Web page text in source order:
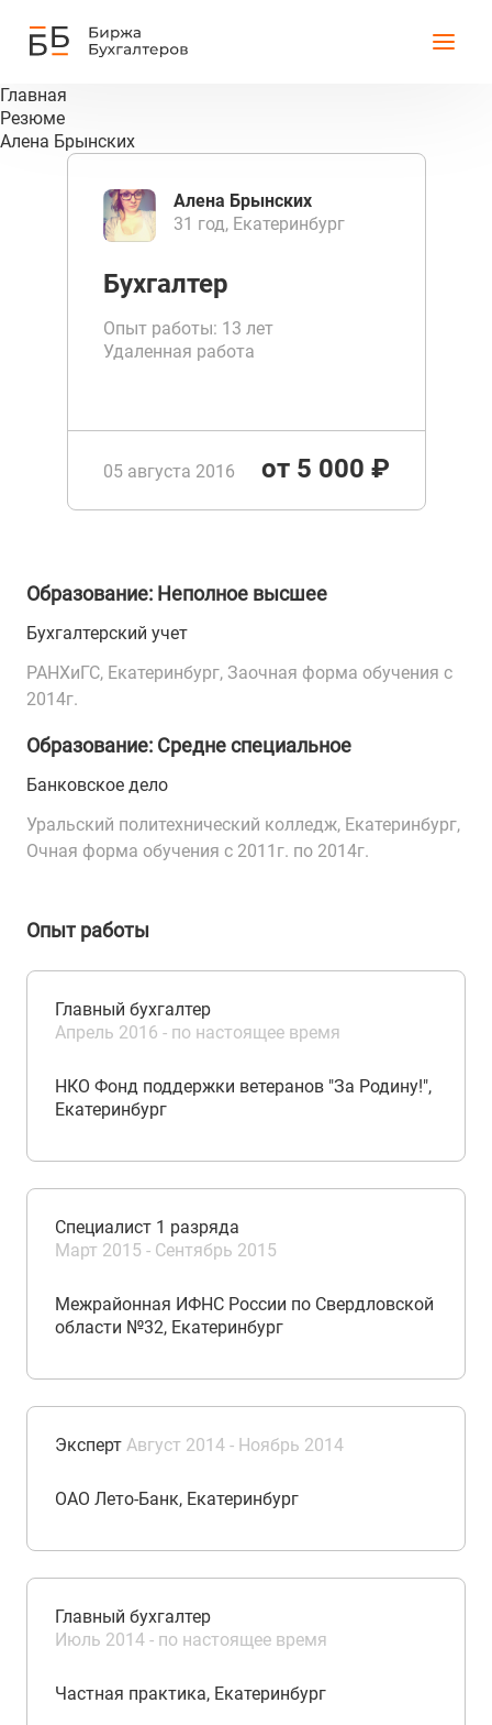
Главная
Резюме
Алена Брынских
Алена Брынских
31 год, Екатеринбург
Бухгалтер
Опыт работы: 13 лет
Удаленная работа
05 августа 2016 от 5 000 ₽
Образование: Неполное высшее
Бухгалтерский учет
РАНХиГС, Екатеринбург, Заочная форма обучения с
2014г.
Образование: Средне специальное
Банковское дело
Уральский политехнический колледж, Екатеринбург,
Очная форма обучения с 2011г. по 2014г.
Опыт работы
Главный бухгалтер
Апрель 2016 - по настоящее время
НКО Фонд поддержки ветеранов "За Родину!",
Екатеринбург
Специалист 1 разряда
Март 2015 - Сентябрь 2015
Межрайонная ИФНС России по Свердловской
области №32, Екатеринбург
Эксперт Август 2014 - Ноябрь 2014
ОАО Лето-Банк, Екатеринбург
Главный бухгалтер
Июль 2014 - по настоящее время
Частная практика, Екатеринбург